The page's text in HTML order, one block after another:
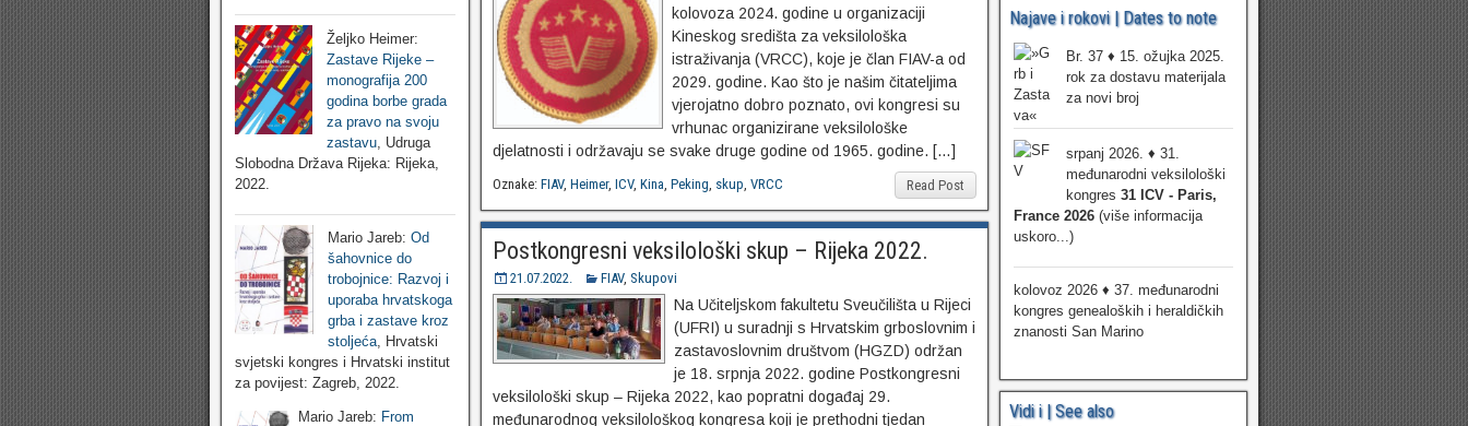
kolovoza 2024. godine u organizaciji
Kineskog središta za veksilološka
istraživanja (VRCC), koje je član FIAV-a od
2029. godine. Kao što je našim čitateljima
vjerojatno dobro poznato, ovi kongresi su
vrhunac organizirane veksilološke
djelatnosti i održavaju se svake druge godine od 1965. godine. […]
Read Post
Oznake: FIAV, Heimer, ICV, Kina, Peking, skup, VRCC
Postkongresni veksilološki skup – Rijeka 2022.
21.07.2022. FIAV, Skupovi
Na Učiteljskom fakultetu Sveučilišta u Rijeci
(UFRI) u suradnji s Hrvatskim grboslovnim i
zastavoslovnim društvom (HGZD) održan
je 18. srpnja 2022. godine Postkongresni
veksilološki skup – Rijeka 2022, kao popratni događaj 29.
međunarodnog veksilološkog kongresa koji je prethodni tjedan
Željko Heimer:
Zastave Rijeke –
monografija 200
godina borbe grada
za pravo na svoju
zastavu, Udruga
Slobodna Država Rijeka: Rijeka,
2022.
Mario Jareb: Od
šahovnice do
trobojnice: Razvoj i
uporaba hrvatskoga
grba i zastave kroz
stoljeća, Hrvatski
svjetski kongres i Hrvatski institut
za povijest: Zagreb, 2022.
Mario Jareb: From
Najave i rokovi | Dates to note
Br. 37 ♦ 15. ožujka 2025.
rok za dostavu materijala
za novi broj
srpanj 2026. ♦ 31.
međunarodni veksilološki
kongres 31 ICV - Paris,
France 2026(više informacija
uskoro...)
kolovoz 2026 ♦ 37. međunarodni
kongres genealoških i heraldičkih
znanosti San Marino
Vidi i | See also